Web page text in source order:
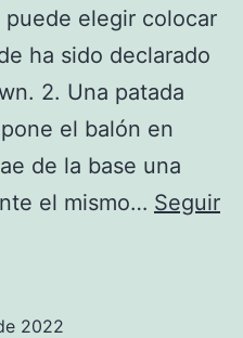
elegir colocar
ha sido declarado
2. Una patada
el balón en
de la base una
el mismo… Seguir
2022